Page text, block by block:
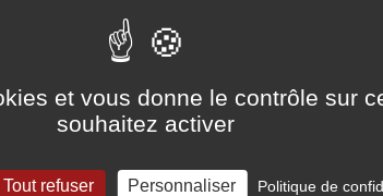
de notre boutique Etsy : 900 ventes, 294
et vous donne le contrôle sur
souhaitez activer
Tout refuser Personnaliser Politique de